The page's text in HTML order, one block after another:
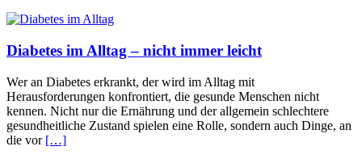
Diabetes im Alltag – nicht immer leicht
Wer an Diabetes erkrankt, der wird im Alltag mit
Herausforderungen konfrontiert, die gesunde Menschen nicht
kennen. Nicht nur die Ernährung und der allgemein schlechtere
gesundheitliche Zustand spielen eine Rolle, sondern auch Dinge, an
die vor […]